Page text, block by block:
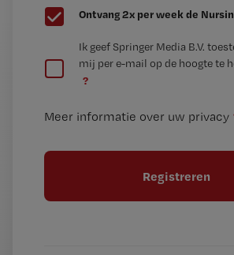
G
e
t
Ontvang 2x per week de
e
t
t
l
Ik geef Springer Media B.V.
mij per e-mail op de hoogte te
?
Meer informatie over uw privacy